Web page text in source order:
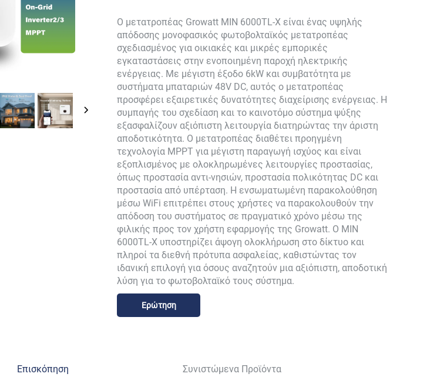
Ο μετατροπέας Growatt MIN 6000TL-X είναι ένας υψηλής
απόδοσης μονοφασικός φωτοβολταϊκός μετατροπέας
σχεδιασμένος για οικιακές και μικρές εμπορικές
εγκαταστάσεις στην ενοποιημένη παροχή ηλεκτρικής
ενέργειας. Με μέγιστη έξοδο 6kW και συμβατότητα με
συστήματα μπαταριών 48V DC, αυτός ο μετατροπέας
προσφέρει εξαιρετικές δυνατότητες διαχείρισης ενέργειας. Η
συμπαγής του σχεδίαση και το καινοτόμο σύστημα ψύξης
εξασφαλίζουν αξιόπιστη λειτουργία διατηρώντας την άριστη
αποδοτικότητα. Ο μετατροπέας διαθέτει προηγμένη
τεχνολογία MPPT για μέγιστη παραγωγή ισχύος και είναι
εξοπλισμένος με ολοκληρωμένες λειτουργίες προστασίας,
όπως προστασία αντι-νησιών, προστασία πολικότητας DC και
προστασία από υπέρταση. Η ενσωματωμένη παρακολούθηση
μέσω WiFi επιτρέπει στους χρήστες να παρακολουθούν την
απόδοση του συστήματος σε πραγματικό χρόνο μέσω της
φιλικής προς τον χρήστη εφαρμογής της Growatt. Ο MIN
6000TL-X υποστηρίζει άψογη ολοκλήρωση στο δίκτυο και
πληροί τα διεθνή πρότυπα ασφαλείας, καθιστώντας τον
ιδανική επιλογή για όσους αναζητούν μια αξιόπιστη, αποδοτική
λύση για το φωτοβολταϊκό τους σύστημα.
Ερώτηση
Επισκόπηση Συνιστώμενα Προϊόντα